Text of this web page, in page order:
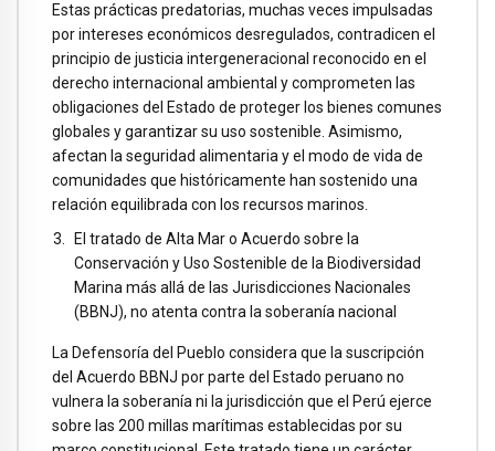
Estas prácticas predatorias, muchas veces impulsadas
por intereses económicos desregulados, contradicen el
principio de justicia intergeneracional reconocido en el
derecho internacional ambiental y comprometen las
obligaciones del Estado de proteger los bienes comunes
globales y garantizar su uso sostenible. Asimismo,
afectan la seguridad alimentaria y el modo de vida de
comunidades que históricamente han sostenido una
relación equilibrada con los recursos marinos.
El tratado de Alta Mar o Acuerdo sobre la
Conservación y Uso Sostenible de la Biodiversidad
Marina más allá de las Jurisdicciones Nacionales
(BBNJ), no atenta contra la soberanía nacional
La Defensoría del Pueblo considera que la suscripción
del Acuerdo BBNJ por parte del Estado peruano no
vulnera la soberanía ni la jurisdicción que el Perú ejerce
sobre las 200 millas marítimas establecidas por su